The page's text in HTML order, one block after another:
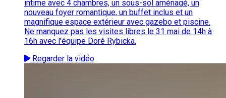
intime avec 4 chambres, un sous-sol aménagé, un
nouveau foyer romantique, un buffet inclus et un
magnifique espace extérieur avec gazebo et piscine.
Ne manquez pas les visites libres le 31 mai de 14h à
16h avec l'équipe Doré Rybicka.
Regarder la vidéo